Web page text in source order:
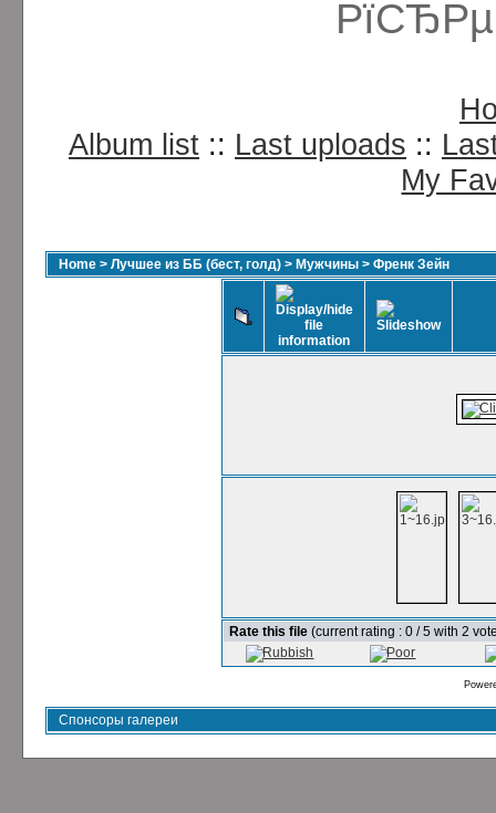
Album list :: Last uploads ::
My
Home > Лучшее из ББ (бест, голд) > Мужчины > Френк Зейн
Rate this file (current rating : 0 / 5 with 2
Спонсоры галереи